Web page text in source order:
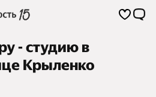
- студию в
Крыленко